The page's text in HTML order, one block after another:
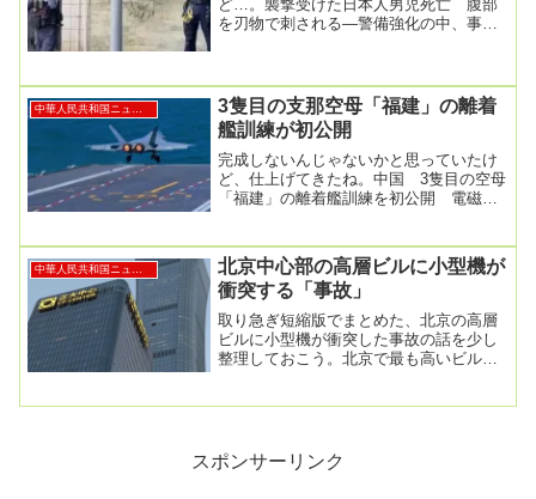
ど…。襲撃受けた日本人男児死亡 腹部
を刃物で刺される―警備強化の中、事件
中華人民共和国ニュース
3隻目の支那空母「福建」の離着
艦訓練が初公開
完成しないんじゃないかと思っていたけ
ど、仕上げてきたね。中国 3隻目の空母
「福建」の離着艦訓練を初公開 電磁式
中華人民共和国ニュース
北京中心部の高層ビルに小型機が
衝突する「事故」
取り急ぎ短縮版でまとめた、北京の高層
ビルに小型機が衝突した事故の話を少し
整理しておこう。北京で最も高いビルに
スポンサーリンク